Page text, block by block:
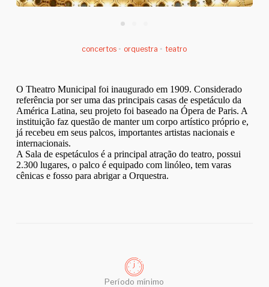
concertos • orquestra • teatro
O Theatro Municipal foi inaugurado em 1909. Considerado
referência por ser uma das principais casas de espetáculo da
América Latina, seu projeto foi baseado na Ópera de Paris. A
instituição faz questão de manter um corpo artístico próprio e,
já recebeu em seus palcos, importantes artistas nacionais e
internacionais.
A Sala de espetáculos é a principal atração do teatro, possui
2.300 lugares, o palco é equipado com linóleo, tem varas
cênicas e fosso para abrigar a Orquestra.
Período mínimo